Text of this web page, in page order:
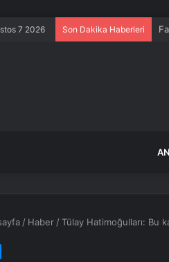
7 2026 Son Dakika Haberleri
/ Haber /Tülay Hatimoğulları: Bu